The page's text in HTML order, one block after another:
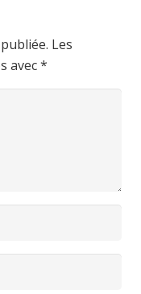
Les
avec*